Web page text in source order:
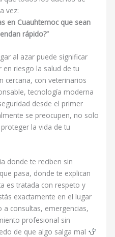
vez:
en Cuauhtemoc que sean
rápido?”
al azar puede significar
riesgo la salud de tu
cercana, con veterinarios
tecnología moderna
desde el primer
se preocupen, no solo
la vida de tu
donde te reciben sin
pasa, donde te explican
es tratada con respeto y
exactamente en el lugar
a consultas, emergencias,
profesional sin
de que algo salga mal